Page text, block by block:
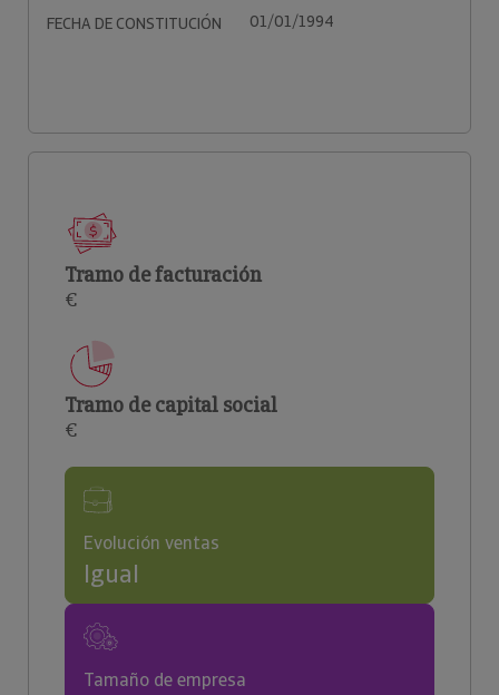
FECHA DE CONSTITUCIÓN 01/01/1994
Tramo de facturación
€
Tramo de capital social
€
Evolución ventas
Igual
Tamaño de empresa